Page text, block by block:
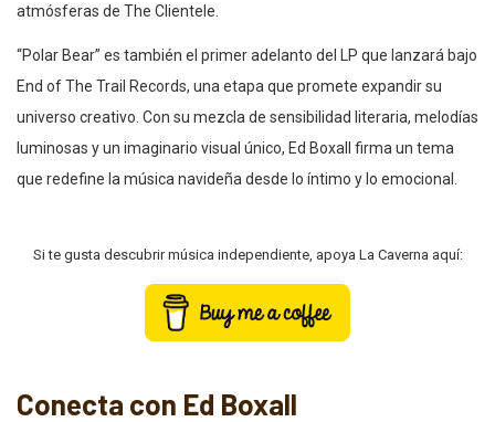
atmósferas de The Clientele.
“Polar Bear” es también el primer adelanto del LP que lanzará bajo
End of The Trail Records, una etapa que promete expandir su
universo creativo. Con su mezcla de sensibilidad literaria, melodías
luminosas y un imaginario visual único, Ed Boxall firma un tema
que redefine la música navideña desde lo íntimo y lo emocional.
Si te gusta descubrir música independiente, apoya La Caverna aquí:
Conecta con Ed Boxall